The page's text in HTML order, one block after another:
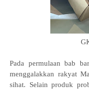
Pada permulaan bab
menggalakkan rakyat
sihat. Selain produk